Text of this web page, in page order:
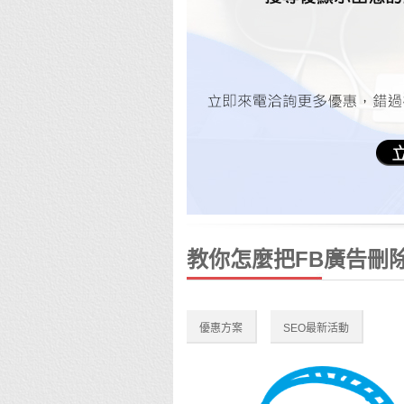
教你怎麼把FB廣告刪
優惠方案 SEO最新活動